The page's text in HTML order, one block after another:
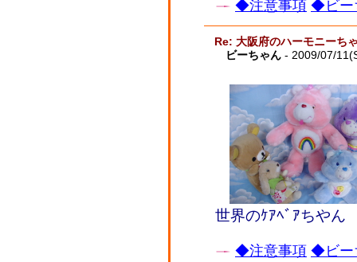
◆注意事項 ◆ビー
Re: 大阪府のハーモニーち
ビーちゃん - 2009/07/
世界のｹｱﾍﾞｱちや
◆注意事項 ◆ビー